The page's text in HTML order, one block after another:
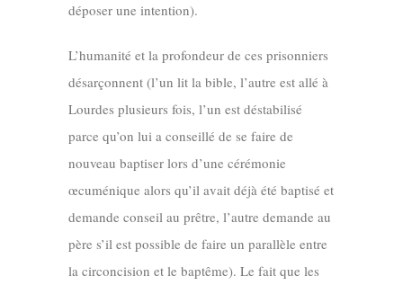
déposer une intention).
L’humanité et la profondeur de ces prisonniers
désarçonnent (l’un lit la bible, l’autre est allé à
Lourdes plusieurs fois, l’un est déstabilisé
parce qu’on lui a conseillé de se faire de
nouveau baptiser lors d’une cérémonie
œcuménique alors qu’il avait déjà été baptisé et
demande conseil au prêtre, l’autre demande au
père s’il est possible de faire un parallèle entre
la circoncision et le baptême). Le fait que les